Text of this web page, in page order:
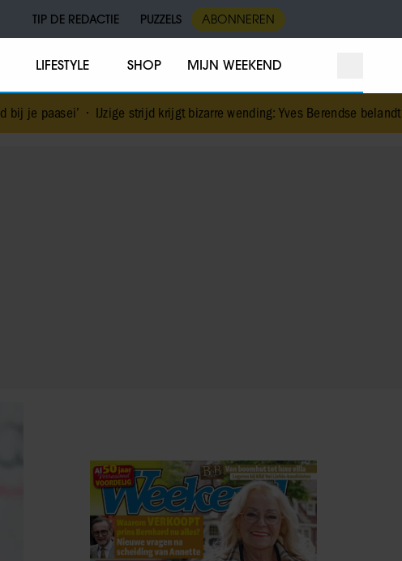
TIP DE REDACTIE PUZZELS ABONNEREN
LIFESTYLE SHOP MIJN WEEKEND
IJzige strijd krijgt bizarre wending: Yves Berendse belandt tóch met